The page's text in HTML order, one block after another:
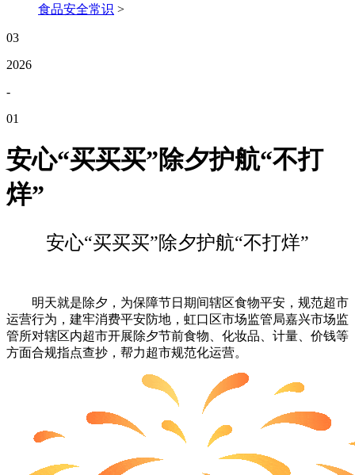
食品安全常识 >
03
2026
-
01
安心“买买买”除夕护航“不打
烊”
安心“买买买”除夕护航“不打烊”
明天就是除夕，为保障节日期间辖区食物平安，规范超市
运营行为，建牢消费平安防地，虹口区市场监管局嘉兴市场监
管所对辖区内超市开展除夕节前食物、化妆品、计量、价钱等
方面合规指点查抄，帮力超市规范化运营。